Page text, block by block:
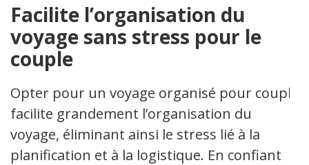
Facilite l’organisation du
voyage sans stress pour le
couple
Opter pour un voyage organisé pour couple
facilite grandement l’organisation du
voyage, éliminant ainsi le stress lié à la
planification et à la logistique. En confiant